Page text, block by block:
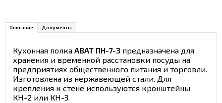
Описание Документы
Кухонная полка ABAT ПН-7-3 предназначена для
хранения и временной расстановки посуды на
предприятиях общественного питания и торговли.
Изготовлена из нержавеющей стали. Для
крепления к стене используются кронштейны
КН-2 или КН-3.